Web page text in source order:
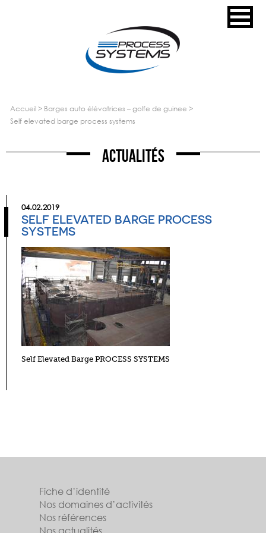
accueil> barges auto élévatrices – golfe de guinee >
self elevated barge process systems
Actualités
04.02.2019
SELF ELEVATED BARGE PROCESS
SYSTEMS
Self Elevated Barge PROCESS SYSTEMS
Fiche d’identité
Nos domaines d’activités
Nos références
Nos actualités